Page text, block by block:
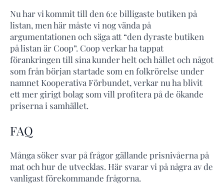
Nu har vi kommit till den 6:e billigaste butiken på
listan, men här måste vi nog vända på
argumentationen och säga att “den dyraste butiken
på listan är Coop”. Coop verkar ha tappat
förankringen till sina kunder helt och hållet och något
som från början startade som en folkrörelse under
namnet Kooperativa Förbundet, verkar nu ha blivit
ett mer girigt bolag som vill profitera på de ökande
priserna i samhället.
FAQ
Många söker svar på frågor gällande prisnivåerna på
mat och hur de utvecklas. Här svarar vi på några av de
vanligast förekommande frågorna.